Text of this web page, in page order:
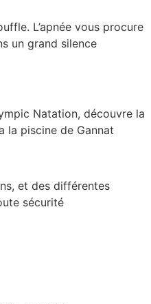
L’apnée vous procure
un grand silence
et des différentes
sécurité